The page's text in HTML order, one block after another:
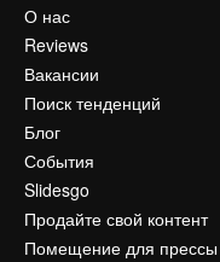
О нас
Reviews
Вакансии
Поиск тенденций
Блог
События
Slidesgo
Продайте свой контент
Помещение для прессы